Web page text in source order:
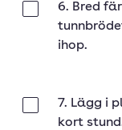
6. Bred
ihop.
7. Lägg i
kort